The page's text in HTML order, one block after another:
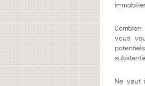
vous
Ne vaut